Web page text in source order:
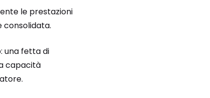
le prestazioni
consolidata.
una fetta di
capacità